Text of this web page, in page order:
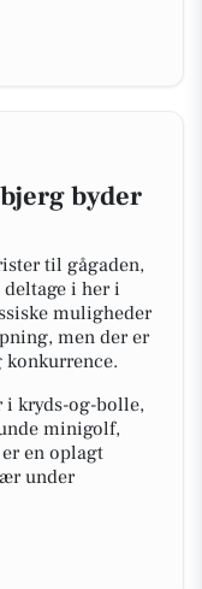
byder
til gågaden,
i her i
muligheder
men der er
konkurrence.
i kryds-og-bolle,
minigolf,
en oplagt
under